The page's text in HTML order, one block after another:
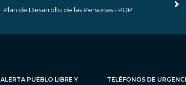
Plan de Desarrollo de las Personas - PDP
ALERTA PUEBLO LIBRE Y
TELÉFONOS DE